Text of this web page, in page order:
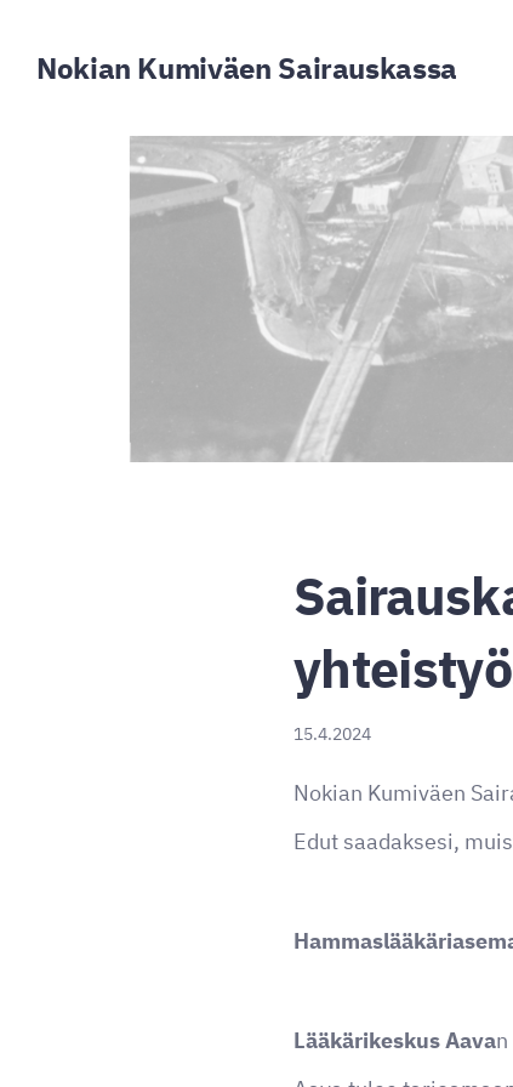
sivun
Nokian Kumiväen Sairauskassa
15.4.2024
Nokian Kumiväen
Edut saadaksesi,
Lääkärikeskus Aava